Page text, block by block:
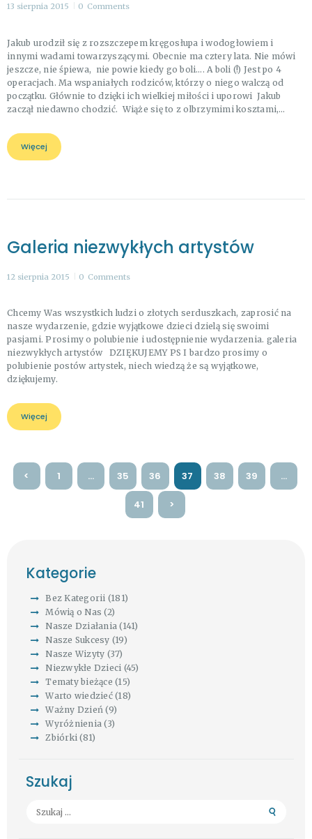
13 sierpnia 2015 0 Comments
Jakub urodził się z rozszczepem kręgosłupa i wodogłowiem i
innymi wadami towarzyszącymi. Obecnie ma cztery lata. Nie mówi
jeszcze, nie śpiewa, nie powie kiedy go boli…. A boli (!) Jest po 4
operacjach. Ma wspaniałych rodziców, którzy o niego walczą od
początku. Głównie to dzięki ich wielkiej miłości i uporowi Jakub
zaczął niedawno chodzić. Wiąże się to z olbrzymimi kosztami,…
Więcej
Galeria niezwykłych artystów
12 sierpnia 2015 0 Comments
Chcemy Was wszystkich ludzi o złotych serduszkach, zaprosić na
nasze wydarzenie, gdzie wyjątkowe dzieci dzielą się swoimi
pasjami. Prosimy o polubienie i udostępnienie wydarzenia. galeria
niezwykłych artystów DZIĘKUJEMY PS I bardzo prosimy o
polubienie postów artystek, niech wiedzą że są wyjątkowe,
dziękujemy.
Więcej
Stronicowanie
wpisów
< STRONA
1 … STRONA
35 STRONA
36 STRONA
37 STRONA
38 STRONA
39 …
STRONA
41 >
Kategorie
Bez Kategorii (181)
Mówią o Nas (2)
Nasze Działania (141)
Nasze Sukcesy (19)
Nasze Wizyty (37)
Niezwykłe Dzieci (45)
Tematy bieżące (15)
Warto wiedzieć(18)
Ważny Dzień (9)
Wyróżnienia (3)
Zbiórki (81)
Szukaj
Szukaj: